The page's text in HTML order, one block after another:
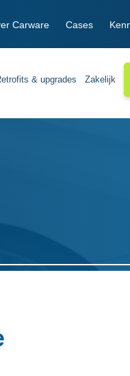
Carware Cases
& upgrades Zakelijk